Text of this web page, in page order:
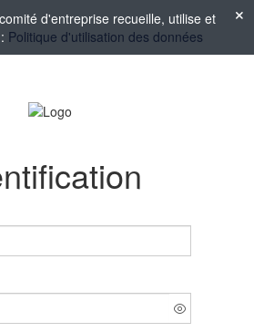
d'entreprise recueille, utilise et
Politique d'utilisation des données